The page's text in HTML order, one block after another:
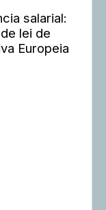
salarial:
lei de
Europeia